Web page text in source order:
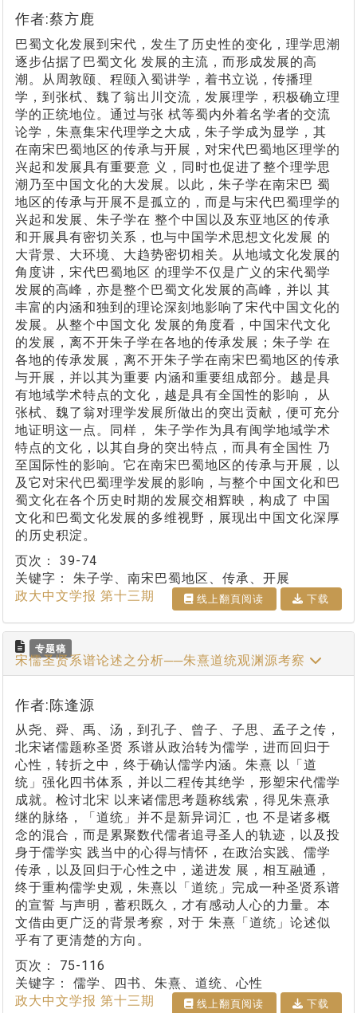
作者:蔡方鹿
巴蜀文化发展到宋代，发生了历史性的变化，理学思潮
逐步佔据了巴蜀文化 发展的主流，而形成发展的高
潮。从周敦颐、程颐入蜀讲学，着书立说，传播理
学，到张栻、魏了翁出川交流，发展理学，积极确立理
学的正统地位。通过与张 栻等蜀内外着名学者的交流
论学，朱熹集宋代理学之大成，朱子学成为显学，其
在南宋巴蜀地区的传承与开展，对宋代巴蜀地区理学的
兴起和发展具有重要意 义，同时也促进了整个理学思
潮乃至中国文化的大发展。以此，朱子学在南宋巴 蜀
地区的传承与开展不是孤立的，而是与宋代巴蜀理学的
兴起和发展、朱子学在 整个中国以及东亚地区的传承
和开展具有密切关系，也与中国学术思想文化发展 的
大背景、大环境、大趋势密切相关。从地域文化发展的
角度讲，宋代巴蜀地区 的理学不仅是广义的宋代蜀学
发展的高峰，亦是整个巴蜀文化发展的高峰，并以 其
丰富的内涵和独到的理论深刻地影响了宋代中国文化的
发展。从整个中国文化 发展的角度看，中国宋代文化
的发展，离不开朱子学在各地的传承发展；朱子学 在
各地的传承发展，离不开朱子学在南宋巴蜀地区的传承
与开展，并以其为重要 内涵和重要组成部分。越是具
有地域学术特点的文化，越是具有全国性的影响， 从
张栻、魏了翁对理学发展所做出的突出贡献，便可充分
地证明这一点。同样， 朱子学作为具有闽学地域学术
特点的文化，以其自身的突出特点，而具有全国性 乃
至国际性的影响。它在南宋巴蜀地区的传承与开展，以
及它对宋代巴蜀理学发展的影响，与整个中国文化和巴
蜀文化在各个历史时期的发展交相辉映，构成了 中国
文化和巴蜀文化发展的多维视野，展现出中国文化深厚
的历史积淀。
页次： 39-74
关键字： 朱子学、南宋巴蜀地区、传承、开展
政大中文学报 第十三期
线上翻⾴阅读 下载
专题稿
宋儒圣贤系谱论述之分析──朱熹道统观渊源考察
作者:陈逢源
从尧、舜、禹、汤，到孔子、曾子、子思、孟子之传，
北宋诸儒题称圣贤 系谱从政治转为儒学，进而回归于
心性，转折之中，终于确认儒学内涵。朱熹 以「道
统」强化四书体系，并以二程传其绝学，形塑宋代儒学
成就。检讨北宋 以来诸儒思考题称线索，得见朱熹承
继的脉络，「道统」并不是新异词汇，也 不是诸多概
念的混合，而是累聚数代儒者追寻圣人的轨迹，以及投
身于儒学实 践当中的心得与情怀，在政治实践、儒学
传承，以及回归于心性之中，递进发 展，相互融通，
终于重构儒学史观，朱熹以「道统」完成一种圣贤系谱
的宣誓 与声明，蓄积既久，才有感动人心的力量。本
文借由更广泛的背景考察，对于 朱熹「道统」论述似
乎有了更清楚的方向。
页次： 75-116
关键字： 儒学、四书、朱熹、道统、心性
政大中文学报 第十三期
线上翻⾴阅读 下载